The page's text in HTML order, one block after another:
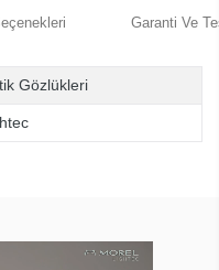
Garanti Ve
Gözlükleri